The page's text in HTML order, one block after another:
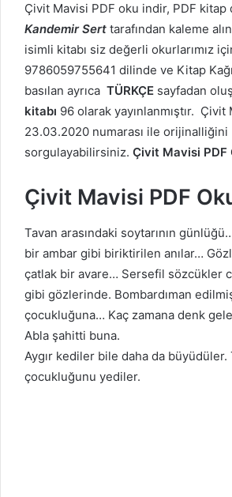
Çivit Mavisi PDF oku indir, PDF kitap
Kandemir Sert tarafından kaleme
isimli kitabı siz değerli okurlarımız
9786059755641 dilinde ve Kitap
basılan ayrıca TÜRKÇE sayfadan
kitabı 96 olarak yayınlanmıştır. Çivit
23.03.2020 numarası ile orijinalliğini
sorgulayabilirsiniz. Çivit Mavisi PDF
Çivit Mavisi PDF
Tavan arasındaki soytarının
bir ambar gibi biriktirilen anılar…
çatlak bir avare… Sersefil sözcükler
gibi gözlerinde. Bombardıman
çocukluğuna… Kaç zamana denk
Abla şahitti buna.
Aygır kediler bile daha da büyüdüler.
çocukluğunu yediler.